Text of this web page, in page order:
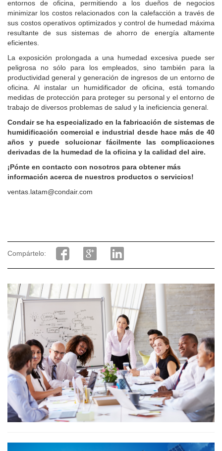
entornos de oficina, permitiendo a los dueños de negocios
minimizar los costos relacionados con la calefacción a través de
sus costos operativos optimizados y control de humedad máxima
resultante de sus sistemas de ahorro de energía altamente
eficientes.
La exposición prolongada a una humedad excesiva puede ser
peligrosa no sólo para los empleados, sino también para la
productividad general y generación de ingresos de un entorno de
oficina. Al instalar un humidificador de oficina, está tomando
medidas de protección para proteger su personal y el entorno de
trabajo de diversos problemas de salud y la ineficiencia general.
Condair se ha especializado en la fabricación de sistemas de
humidificación comercial e industrial desde hace más de 40
años y puede solucionar fácilmente las complicaciones
derivadas de la humedad de la oficina y la calidad del aire.
¡Pónte en contacto con nosotros para obtener más
información acerca de nuestros productos o servicios!
ventas.latam@condair.com
Compártelo: